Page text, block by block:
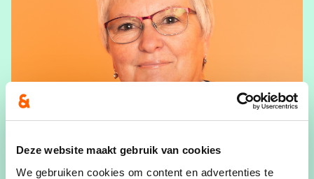
Deze website maakt gebruik van cookies
We gebruiken cookies om content en advertenties te